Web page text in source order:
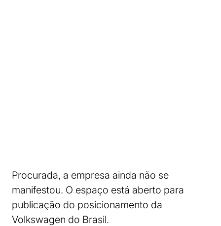
Procurada, a empresa ainda não se
manifestou. O espaço está aberto para
publicação do posicionamento da
Volkswagen do Brasil.